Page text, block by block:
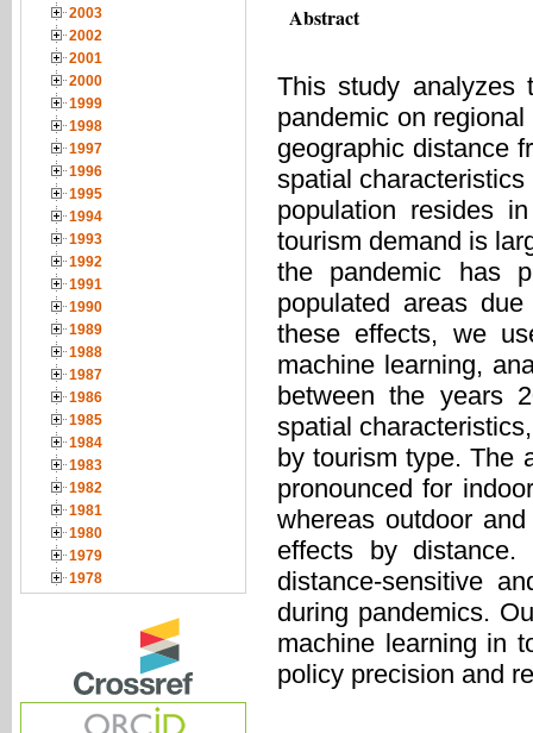
2003
2002
2001
2000
1999
1998
1997
1996
1995
1994
1993
1992
1991
1990
1989
1988
1987
1986
1985
1984
1983
1982
1981
1980
1979
1978
Abstract
This study analyzes
pandemic on
geographic distance
spatial
population resides
tourism demand is
the pandemic has
populated areas
these effects, we
machine learning,
between the years
spatial
by tourism type. The
pronounced for
whereas outdoor
effects by distance.
distance-sensitive
during pandemics.
machine learning in
policy precision and